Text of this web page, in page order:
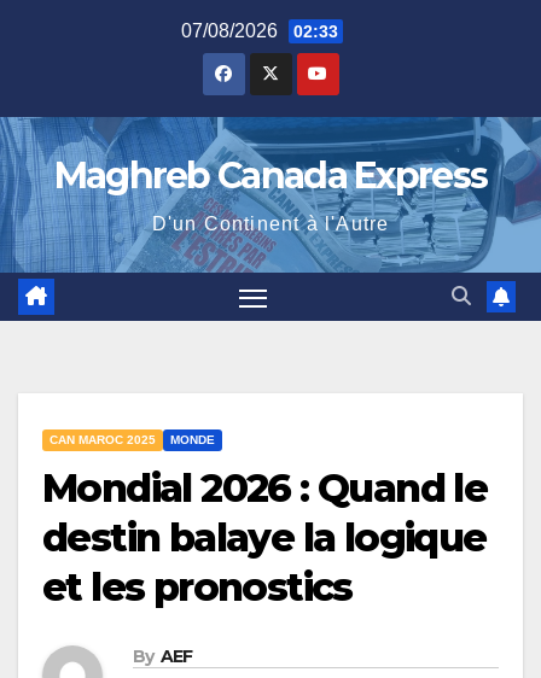
07/08/2026 02:33
Maghreb Canada Express
D'un Continent à l'Autre
CAN MAROC 2025 MONDE
Mondial 2026 : Quand le
destin balaye la logique
et les pronostics
By AEF